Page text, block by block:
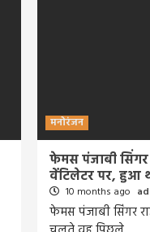
मनोरंजन
फेमस पंजाबी सिंगर
वेंटिलेटर पर, हुआ
10 months ago
फेमस पंजाबी सिंगर